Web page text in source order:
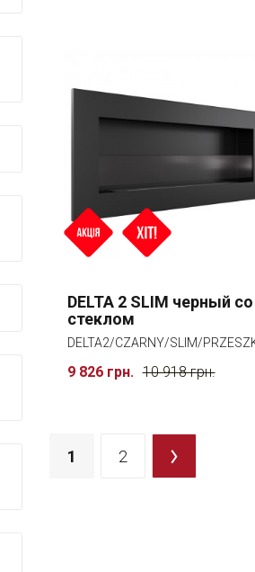
DELTA 2 SLIM черный со
стеклом
9 826 грн. 10 918 грн.
1 2 >